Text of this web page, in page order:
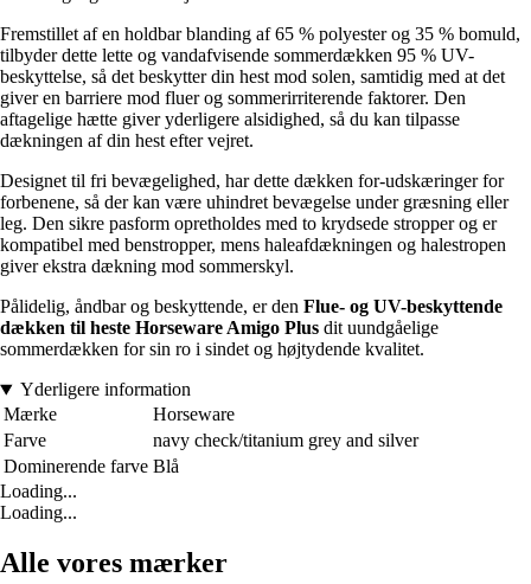
Fremstillet af en holdbar blanding af 65 % polyester og 35 % bomuld,
tilbyder dette lette og vandafvisende sommerdækken 95 % UV-
beskyttelse, så det beskytter din hest mod solen, samtidig med at det
giver en barriere mod fluer og sommerirriterende faktorer. Den
aftagelige hætte giver yderligere alsidighed, så du kan tilpasse
dækningen af din hest efter vejret.
Designet til fri bevægelighed, har dette dækken for-udskæringer for
forbenene, så der kan være uhindret bevægelse under græsning eller
leg. Den sikre pasform opretholdes med to krydsede stropper og er
kompatibel med benstropper, mens haleafdækningen og halestropen
giver ekstra dækning mod sommerskyl.
Pålidelig, åndbar og beskyttende, er den Flue- og UV-beskyttende
dækken til heste Horseware Amigo Plus dit uundgåelige
sommerdækken for sin ro i sindet og højtydende kvalitet.
Yderligere information
Mærke
Horseware
Farve
navy check/titanium grey and silver
Dominerende farve Blå
Loading...
Loading...
Alle vores mærker